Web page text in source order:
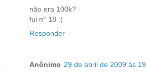
não era 100k?
fui n° 18 :(
Responder
Anônimo 29 de abril de 2009 às